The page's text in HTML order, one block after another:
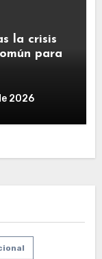
la crisis
para
2026